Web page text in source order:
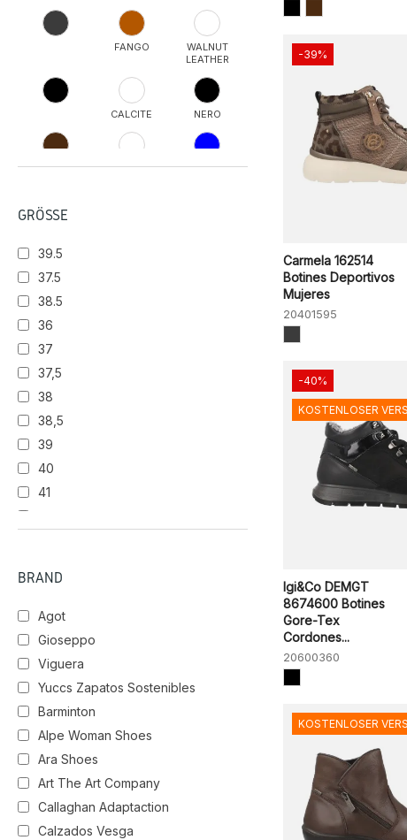
FANGO
WALNUT
LEATHER
CALCITE NERO
PANAM
TERRA
BLACK
DARK
BROWN LEA
GRÖSSE
39.5
37.5
38.5
36
37
37,5
38
38,5
39
40
41
BRAND
Agot
Gioseppo
Viguera
Yuccs Zapatos Sostenibles
Barminton
Alpe Woman Shoes
Ara Shoes
Art The Art Company
Callaghan Adaptaction
Calzados Vesga
Carmela 162514
Botines Deportivos
Mujeres
20401595
-39%
Igi&Co DEMGT
8674600 Botines
Gore-Tex
Cordones...
20600360
-40%
KOSTENLOSER
KOSTENLOSER